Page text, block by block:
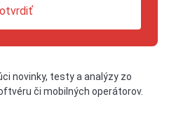
novinky, testy a analýzy zo
či mobilných operátorov.